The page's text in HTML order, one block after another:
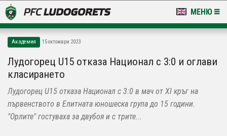
МЕНЮ
LUDOGORETS TV
НА ТЕРЕНА
СТАДИОН & БАЗИ
Академия 15 октомври 2023
Лудогорец U15 отказа Национал с 3:0 и оглави
класирането
Лудогорец U15 отказа Национал с 3:0 в мач от XI кръг на
първенството в Елитната юношеска група до 15 години.
"Орлите" гостуваха за двубоя и с трите...